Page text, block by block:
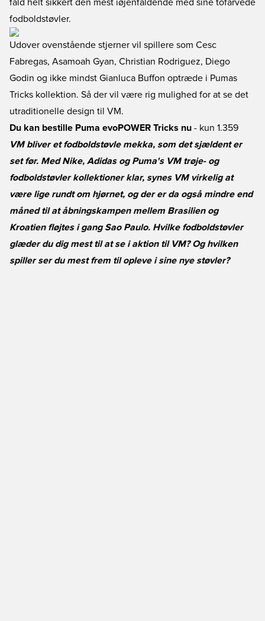
fald helt sikkert den mest iøjenfaldende med sine tofarvede
fodboldstøvler.
Udover ovenstående stjerner vil spillere som Cesc
Fabregas, Asamoah Gyan, Christian Rodriguez, Diego
Godin og ikke mindst Gianluca Buffon optræde i Pumas
Tricks kollektion. Så der vil være rig mulighed for at se det
utraditionelle design til VM.
Du kan bestille Puma evoPOWER Tricks nu - kun 1.359
VM bliver et fodboldstøvle mekka, som det sjældent er
set før. Med Nike, Adidas og Puma's VM trøje- og
fodboldstøvler kollektioner klar, synes VM virkelig at
være lige rundt om hjørnet, og der er da også mindre end
måned til at åbningskampen mellem Brasilien og
Kroatien fløjtes i gang Sao Paulo. Hvilke fodboldstøvler
glæder du dig mest til at se i aktion til VM? Og hvilken
spiller ser du mest frem til opleve i sine nye støvler?